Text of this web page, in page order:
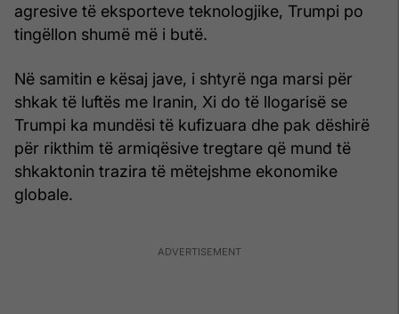
agresive të eksporteve teknologjike, Trumpi po
tingëllon shumë më i butë.
Në samitin e kësaj jave, i shtyrë nga marsi për
shkak të luftës me Iranin, Xi do të llogarisë se
Trumpi ka mundësi të kufizuara dhe pak dëshirë
për rikthim të armiqësive tregtare që mund të
shkaktonin trazira të mëtejshme ekonomike
globale.